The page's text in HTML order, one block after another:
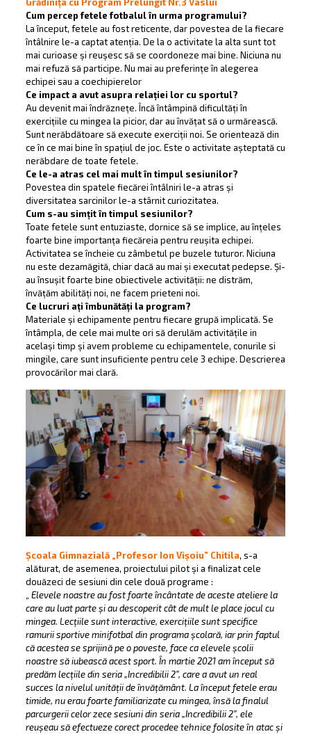
Grădinița cu Program Prelungit Nr.3 Vaslui
Cum percep fetele fotbalul în urma programului?
La început, fetele au fost reticente, dar povestea de la fiecare
întâlnire le-a captat atenția. De la o activitate la alta sunt tot
mai curioase și reușesc să se coordoneze mai bine. Niciuna nu
mai refuză să participe. Nu mai au preferințe în alegerea
echipei sau a coechipierelor
Ce impact a avut asupra relației lor cu sportul?
Au devenit mai îndrăznețe. Încă întâmpină dificultăți în
exercițiile cu mingea la picior, dar au învățat să o urmărească.
Sunt nerăbdătoare să execute exerciții noi. Se orientează din
ce în ce mai bine în spațiul de joc. Este o activitate așteptată cu
nerăbdare de toate fetele.
Ce le-a atras cel mai mult în timpul sesiunilor?
Povestea din spatele fiecărei întâlniri le-a atras și
diversitatea sarcinilor le-a stârnit curiozitatea.
Cum s-au simțit în timpul sesiunilor?
Toate fetele sunt entuziaste, dornice să se implice, au înțeles
foarte bine importanța fiecăreia pentru reușita echipei.
Activitatea se încheie cu zâmbetul pe buzele tuturor. Niciuna
nu este dezamăgită, chiar dacă au mai și executat pedepse. Și-
au însușit foarte bine obiectivele activității: ne distrăm,
învățăm abilități noi, ne facem prieteni noi.
Ce lucruri ați îmbunătăți la program?
Materiale și echipamente pentru fiecare grupă implicată. Se
întâmpla, de cele mai multe ori să derulăm activitățile in
același timp și avem probleme cu echipamentele, conurile si
mingile, care sunt insuficiente pentru cele 3 echipe. Descrierea
provocărilor mai clară.
Școala Gimnazială „Profesor Ion Vișoiu” Chitila, s-a
alăturat, de asemenea, proiectului pilot și a finalizat cele
douăzeci de sesiuni din cele două programe :
Elevele noastre au fost foarte încântate de aceste ateliere la
care au luat parte și au descoperit cât de mult le place jocul cu
mingea. Lecțiile sunt interactive, exercițiile sunt specifice
ramurii sportive minifotbal din programa școlară, iar prin faptul
că acestea se sprijină pe o poveste, face ca elevele școlii
noastre să iubească acest sport. În martie 2021 am început să
predăm lecțiile din seria „Incredibilii 2”, care a avut un real
succes la nivelul unității de învățământ. La început fetele erau
timide, nu erau foarte familiarizate cu mingea, însă la finalul
parcurgerii celor zece sesiuni din seria „Incredibilii 2”, ele
reușeau să efectueze corect procedee tehnice folosite în atac și